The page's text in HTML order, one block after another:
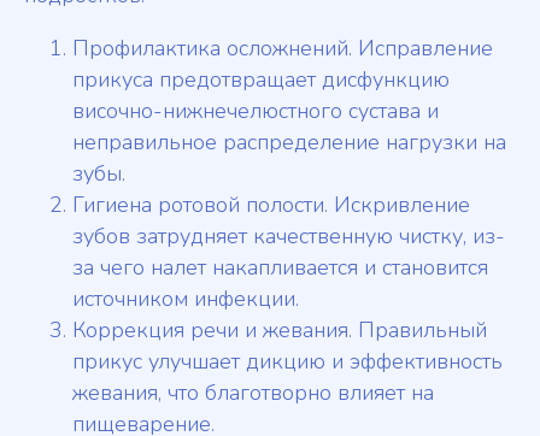
Профилактика осложнений. Исправление
прикуса предотвращает дисфункцию
височно-нижнечелюстного сустава и
неправильное распределение нагрузки на
зубы.
Гигиена ротовой полости. Искривление
зубов затрудняет качественную чистку, из-
за чего налет накапливается и становится
источником инфекции.
Коррекция речи и жевания. Правильный
прикус улучшает дикцию и эффективность
жевания, что благотворно влияет на
пищеварение.